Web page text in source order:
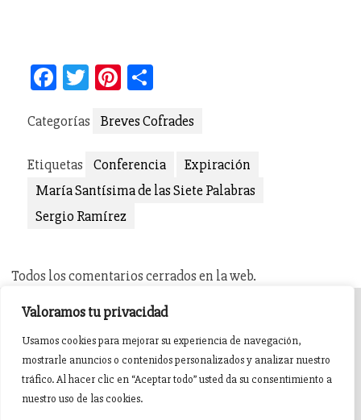
Valoramos tu privacidad
Usamos cookies para mejorar su experiencia de navegación,
mostrarle anuncios o contenidos personalizados y analizar nuestro
tráfico. Al hacer clic en “Aceptar todo” usted da su consentimiento a
nuestro uso de las cookies.
Facebook
TwitterPinterest
Categorías Breves Cofrades
Etiquetas Conferencia
Expiración
María Santísima de las Siete Palabras
Sergio Ramírez
Todos los comentarios cerrados en la web.
INICIO AGENDA
NOTICIAS DE PASIÓN
NOTICIAS DE GLORIA
BREVES COFRADES BANDAS